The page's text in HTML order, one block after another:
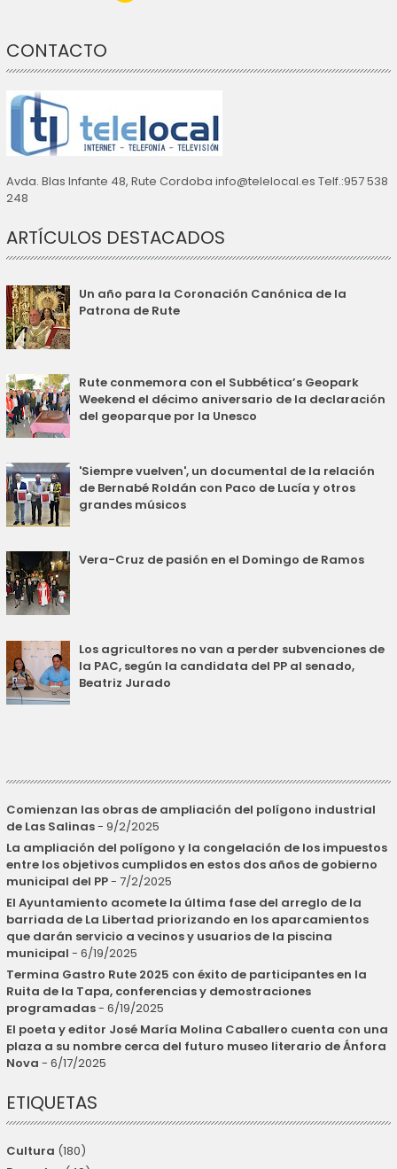
CONTACTO
Avda. Blas Infante 48, Rute Cordoba info@telelocal.es Telf.:957 538
248
ARTÍCULOS DESTACADOS
Un año para la Coronación Canónica de la
Patrona de Rute
Rute conmemora con el Subbética’s Geopark
Weekend el décimo aniversario de la declaración
del geoparque por la Unesco
'Siempre vuelven', un documental de la relación
de Bernabé Roldán con Paco de Lucía y otros
grandes músicos
Vera-Cruz de pasión en el Domingo de Ramos
Los agricultores no van a perder subvenciones de
la PAC, según la candidata del PP al senado,
Beatriz Jurado
Comienzan las obras de ampliación del polígono industrial
de Las Salinas- 9/2/2025
La ampliación del polígono y la congelación de los impuestos
entre los objetivos cumplidos en estos dos años de gobierno
municipal del PP- 7/2/2025
El Ayuntamiento acomete la última fase del arreglo de la
barriada de La Libertad priorizando en los aparcamientos
que darán servicio a vecinos y usuarios de la piscina
municipal - 6/19/2025
Termina Gastro Rute 2025 con éxito de participantes en la
Ruita de la Tapa, conferencias y demostraciones
programadas- 6/19/2025
El poeta y editor José María Molina Caballero cuenta con una
plaza a su nombre cerca del futuro museo literario de Ánfora
Nova - 6/17/2025
ETIQUETAS
Cultura (180)